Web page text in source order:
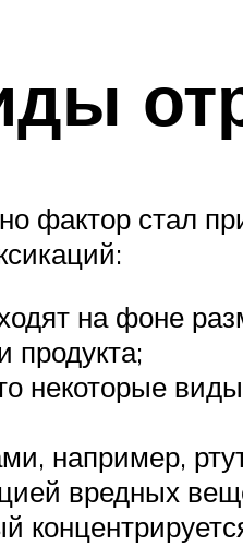
фактор стал
на фоне
продукта;
некоторые
например,
вредных